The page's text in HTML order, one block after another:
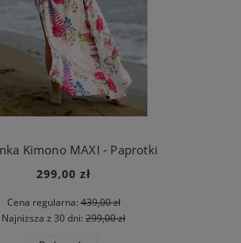
Kimono MAXI - Paprotki
299,00 zł
Cena regularna:439,00 zł
Najniższa z 30 dni: 299,00 zł